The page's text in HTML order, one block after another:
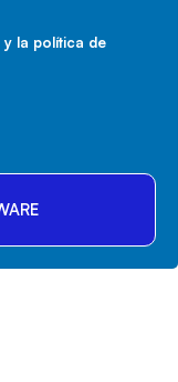
y la política de